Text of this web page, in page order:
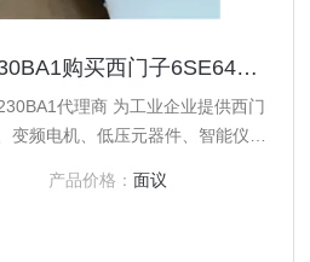
采购6SE64202AD230BA1购买西门子6SE64202AD230BA1代理商
代理商 为工业企业提供西门
变频电机、低压元器件、智能仪表
、技术和服务。 您好本公司专业
工业企业提供西门子自动化控制、
元器件、智能仪表等电气控制、传
产品价格： 面议